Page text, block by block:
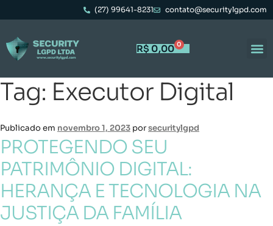
(27) 99641-8231 contato@securitylgpd.com
R$ 0,00 0
Tag: Executor Digital
Publicado em novembro 1, 2023 porsecuritylgpd
PROTEGENDO SEU
PATRIMÔNIO DIGITAL:
HERANÇA E TECNOLOGIA NA
JUSTIÇA DA FAMÍLIA